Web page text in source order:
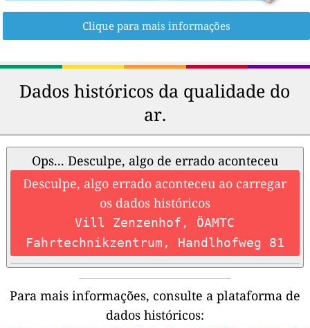
Clique para mais informações
Dados históricos da qualidade do
ar.
Ops... Desculpe, algo de errado aconteceu
Desculpe, algo errado aconteceu ao carregar
os dados históricos
Vill Zenzenhof, ÖAMTC
Fahrtechnikzentrum, Handlhofweg 81
Para mais informações, consulte a plataforma de
dados históricos: